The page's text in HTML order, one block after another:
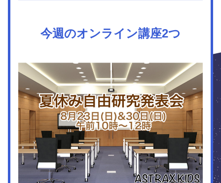
今週のオンライン講座2つ